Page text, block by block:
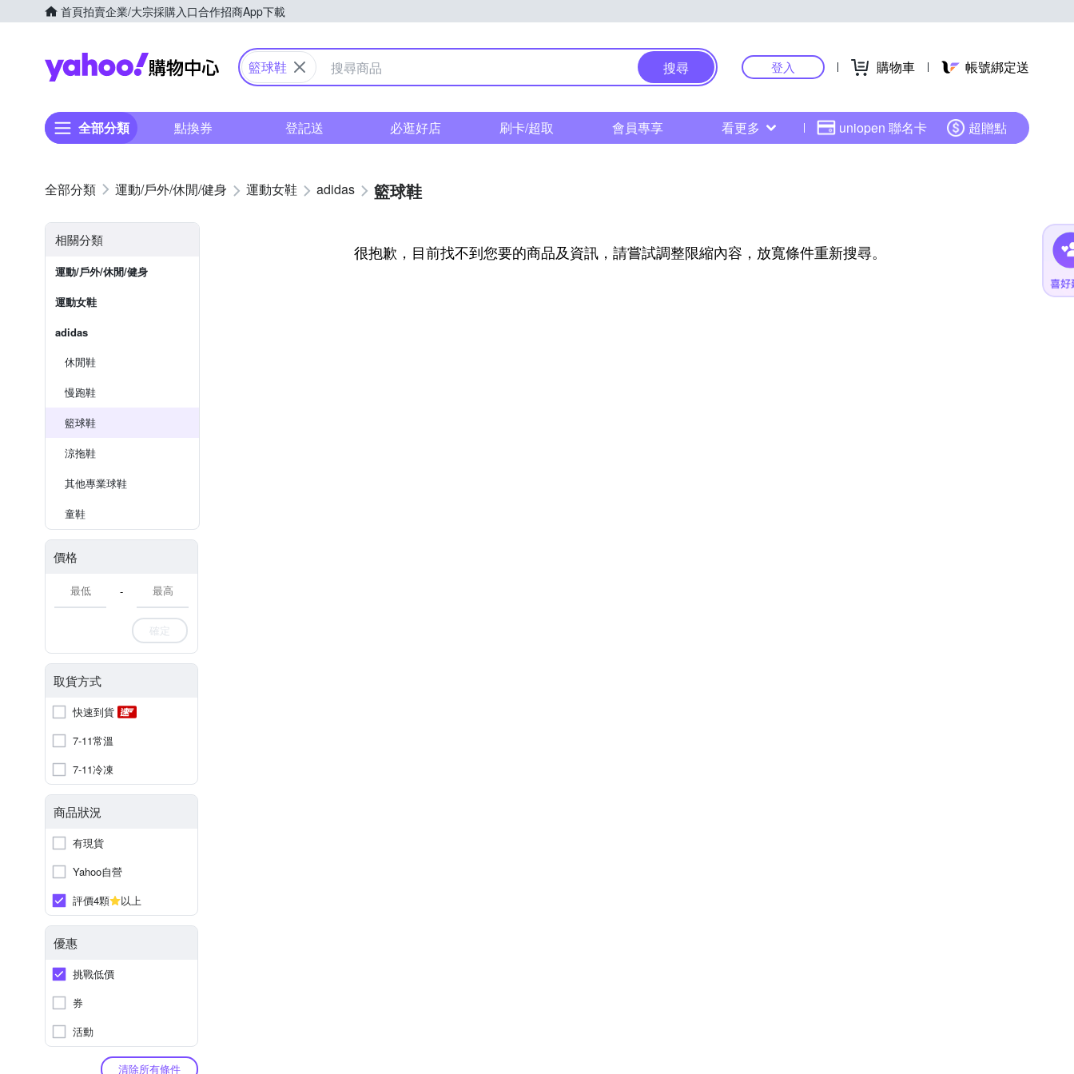
首頁拍賣企業/大宗採購入口合作招商App下載
Yahoo購物中心
籃球鞋 搜尋 登入 購物車 帳號綁定送
全部分類 點換券 登記送 必逛好店 刷卡/超取 會員專享 看更多 uniopen 聯名卡 超贈點
運動/戶外/休閒/健身 運動女鞋 adidas 籃球鞋
相關分類
運動/戶外/休閒/健身
運動女鞋
adidas
休閒鞋
慢跑鞋
籃球鞋
涼拖鞋
其他專業球鞋
童鞋
價格
-
確定
取貨方式
快速到貨
7-11常溫
7-11冷凍
商品狀況
有現貨
Yahoo自營
評價4顆
以上
優惠
挑戰低價
券
活動
清除所有條件
很抱歉，目前找不到您要的商品及資訊，請嘗試調整限縮內容，放寬條件重新搜尋。